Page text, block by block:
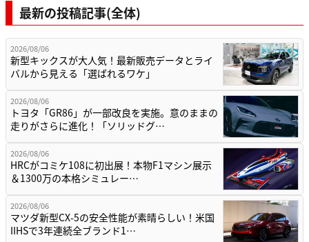
最新の投稿記事(全体)
2026/08/06
新型キックスが大人気！最新販売データとライ
バルから見える「選ばれるワケ」
2026/08/06
トヨタ「GR86」が一部改良を実施。意のままの
走りがさらに進化！「ソリッドグ…
2026/08/06
HRCがコミケ108に初出展！本物F1マシン展示
＆1300万の本格シミュレー…
2026/08/06
マツダ新型CX-5の安全性能が素晴らしい！米国
IIHSで3年連続全ブランド1…